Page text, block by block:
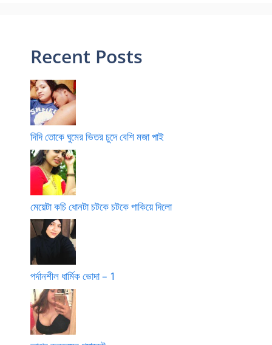
Recent Posts
দিদি তোকে ঘুমের ভিতর চুদে বেশি মজা পাই
মেয়েটা কচি ধোনটা চটকে চটকে পাকিয়ে দিলো
পর্দানশীল ধার্মিক ভোদা – 1